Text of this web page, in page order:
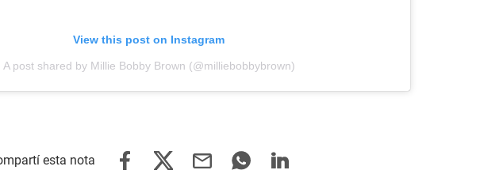
View this post on Instagram
A post shared by Millie Bobby Brown (@milliebobbybrown)